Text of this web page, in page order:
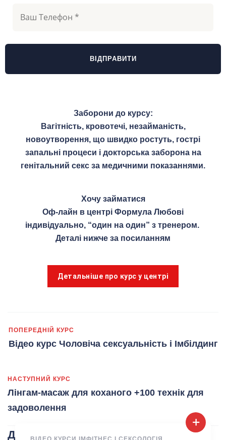
Заборони до курсу:
Вагітність, кровотечі, незайманість,
новоутворення, що швидко ростуть, гострі
запальні процеси і докторська заборона на
генітальний секс за медичними показаннями.
Хочу займатися
Оф-лайн в центрі Формула Любові
індивідуально, “один на один” з тренером.
Деталі нижче за посиланням
Детальніше про курс у центрі
ПОПЕРЕДНІЙ КУРС
Відео курс Чоловіча сексуальність і Імбілдинг
НАСТУПНИЙ КУРС
Лінгам-масаж для коханого +100 технік для
задоволення
Другие курсы